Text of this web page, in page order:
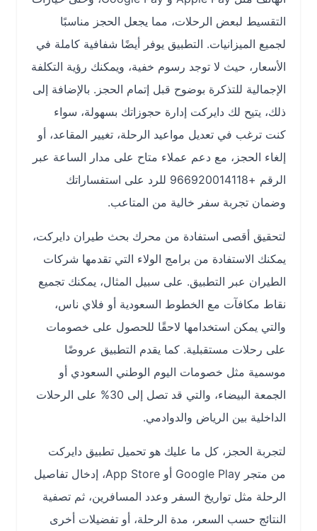
التقسيط لبعض الرحلات، مما يجعل الحجز مناسبًا
لجميع الميزانيات. التطبيق يوفر أيضًا شفافية كاملة في
الأسعار، حيث لا توجد رسوم خفية، ويمكنك رؤية التكلفة
الإجمالية للتذكرة بوضوح قبل إتمام الحجز. بالإضافة إلى
ذلك، يتيح لك دايركت إدارة حجوزاتك بسهولة، سواء
كنت ترغب في تعديل مواعيد الرحلة، تغيير المقاعد، أو
إلغاء الحجز، مع دعم عملاء متاح على مدار الساعة عبر
الرقم +966920014118 للرد على استفساراتك
وضمان تجربة سفر خالية من المتاعب.
لتحقيق أقصى استفادة من محرك بحث طيران دايركت،
يمكنك الاستفادة من برامج الولاء التي تقدمها شركات
الطيران عبر التطبيق. على سبيل المثال، يمكنك تجميع
نقاط مكافآت مع الخطوط السعودية أو فلاي ناس،
والتي يمكن استخدامها لاحقًا للحصول على خصومات
على رحلات مستقبلية. كما يقدم التطبيق عروضًا
موسمية مثل خصومات اليوم الوطني السعودي أو
الجمعة البيضاء، والتي قد تصل إلى 30% على الرحلات
الداخلية بين الرياض والدوادمي.
لتجربة الحجز، كل ما عليك هو تحميل تطبيق دايركت
من متجر Google Play أو App Store، إدخال تفاصيل
الرحلة مثل تواريخ السفر وعدد المسافرين، ثم تصفية
النتائج حسب السعر، مدة الرحلة، أو تفضيلات أخرى